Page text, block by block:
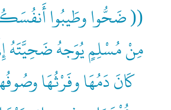
(( ضَحُّوا وطَيبُوا
مِنْ مُسْلِمٍ يُوَجهُ ضَحِيَّتَهُ
كَانَ دَمُهَا وفَرْثُهَا